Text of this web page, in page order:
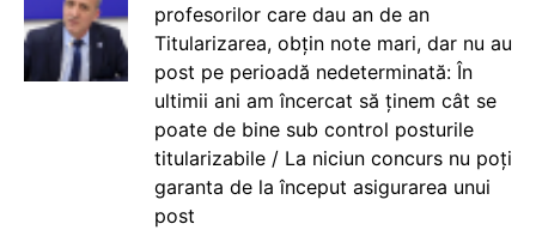
profesorilor care dau an de an
Titularizarea, obțin note mari, dar nu au
post pe perioadă nedeterminată: În
ultimii ani am încercat să ținem cât se
poate de bine sub control posturile
titularizabile / La niciun concurs nu poți
garanta de la început asigurarea unui
post